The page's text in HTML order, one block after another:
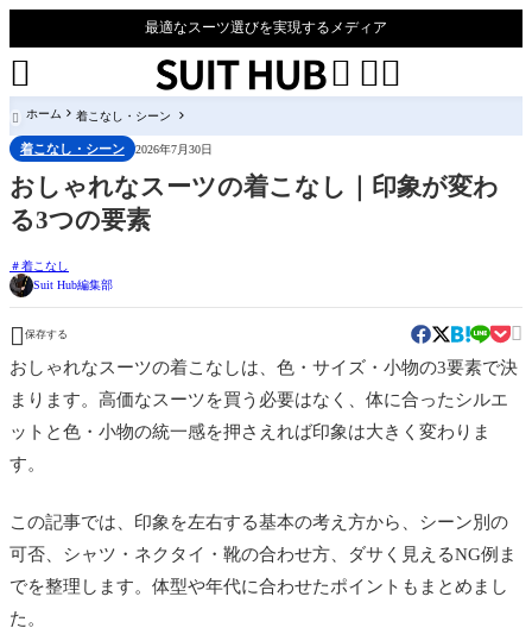
最適なスーツ選びを実現するメディア
 

 ホーム 着こなし・シーン
着こなし・シーン 2026年7月30日
おしゃれなスーツの着こなし｜印象が変わ
る3つの要素
着こなし
Suit Hub編集部
 保存する 
おしゃれなスーツの着こなしは、色・サイズ・小物の3要素で決
まります。高価なスーツを買う必要はなく、体に合ったシルエ
ットと色・小物の統一感を押さえれば印象は大きく変わりま
す。
この記事では、印象を左右する基本の考え方から、シーン別の
可否、シャツ・ネクタイ・靴の合わせ方、ダサく見えるNG例ま
でを整理します。体型や年代に合わせたポイントもまとめまし
た。